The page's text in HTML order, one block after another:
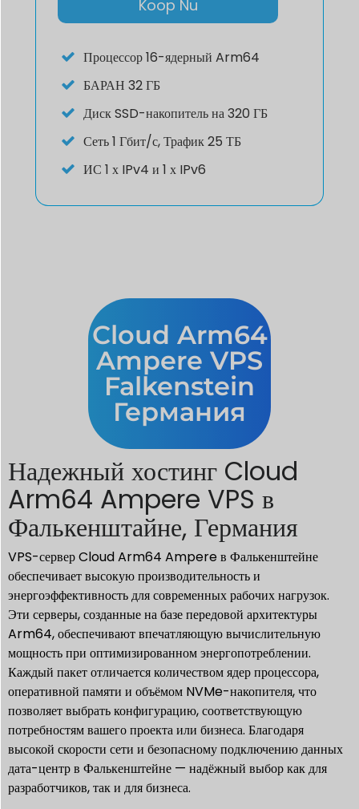
Koop Nu
Процессор16-ядерный Arm64
БАРАН 32 ГБ
ДискSSD-накопитель на 320 ГБ
Сеть1 Гбит/с, Трафик 25 ТБ
ИС 1 х IPv4 и 1 х IPv6
Cloud Arm64
Ampere VPS
Falkenstein
Германия
Надежный хостинг Cloud
Arm64 Ampere VPS в
Фалькенштайне, Германия
VPS-сервер Cloud Arm64 Ampere в Фалькенштейне
обеспечивает высокую производительность и
энергоэффективность для современных рабочих нагрузок.
Эти серверы, созданные на базе передовой архитектуры
Arm64, обеспечивают впечатляющую вычислительную
мощность при оптимизированном энергопотреблении.
Каждый пакет отличается количеством ядер процессора,
оперативной памяти и объёмом NVMe-накопителя, что
позволяет выбрать конфигурацию, соответствующую
потребностям вашего проекта или бизнеса. Благодаря
высокой скорости сети и безопасному подключению данных
дата-центр в Фалькенштейне — надёжный выбор как для
разработчиков, так и для бизнеса.